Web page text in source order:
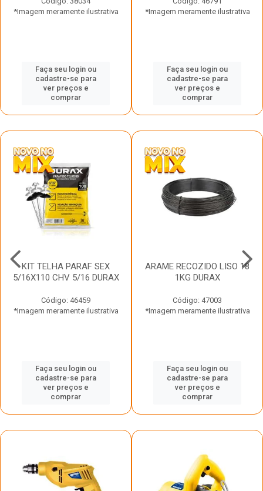
*Imagem meramente ilustrativa
Faça seu login ou
cadastre-se para
ver preços e
comprar
*Imagem meramente ilustrativa
Faça seu login ou
cadastre-se para
ver preços e
comprar
KIT TELHA PARAF SEX
5/16X110 CHV 5/16 DURAX
Código: 46459
*Imagem meramente ilustrativa
Faça seu login ou
cadastre-se para
ver preços e
comprar
ARAME RECOZIDO LISO 18
1KG DURAX
Código: 47003
*Imagem meramente ilustrativa
Faça seu login ou
cadastre-se para
ver preços e
comprar